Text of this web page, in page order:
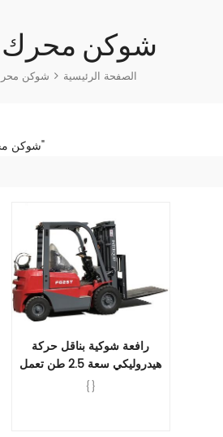
شوكن محرك
الصفحة الرئيسية شوكن
2 results found for "شوكن محرك نيسان"
رافعة شوكية بناقل حركة
هيدروليكي سعة 2.5 طن تعمل
بالغاز البترولي المسال
{}